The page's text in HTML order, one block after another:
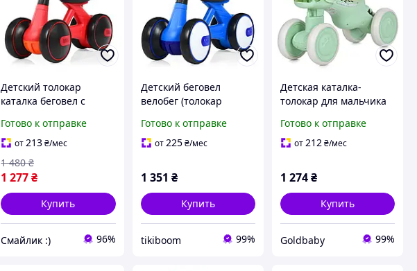
Детский толокар
каталка беговел с
колеса Красный в виде
мотоцикла звук свет
Готово к отправке
от213₴/мес
1 277₴
1 480 ₴
Купить
Смайлик :) 96%
Детский беговел
велобег (толокар
пластиковый, музыка,
свет, синий для
Готово к отправке
от225 ₴/мес
1 351 ₴
Купить
tikiboom 99%
Детская каталка-
толокар для мальчика
подсветка) (M 6025E-5-
2)
Готово к отправке
от212₴/мес
1 274₴
Купить
Goldbaby 99%